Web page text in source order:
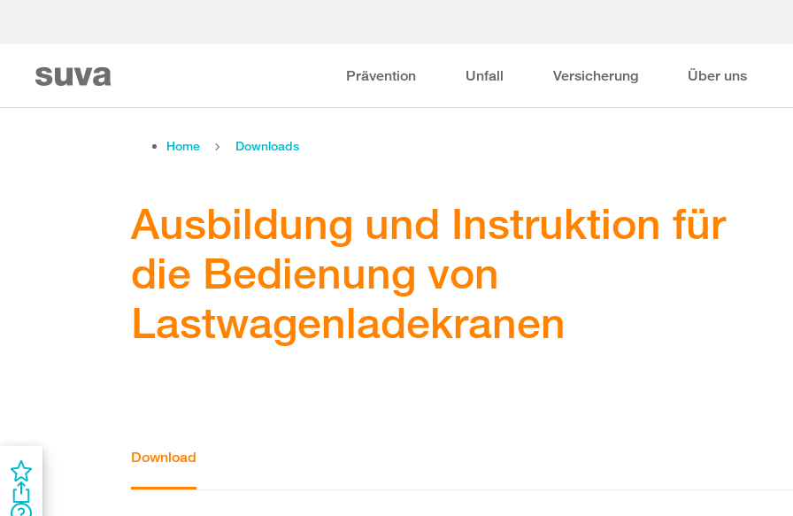
Prävention Unfall Versicherung Über uns
Home Downloads
Ausbildung und Instruktion für
die Bedienung von
Lastwagenladekranen
Download